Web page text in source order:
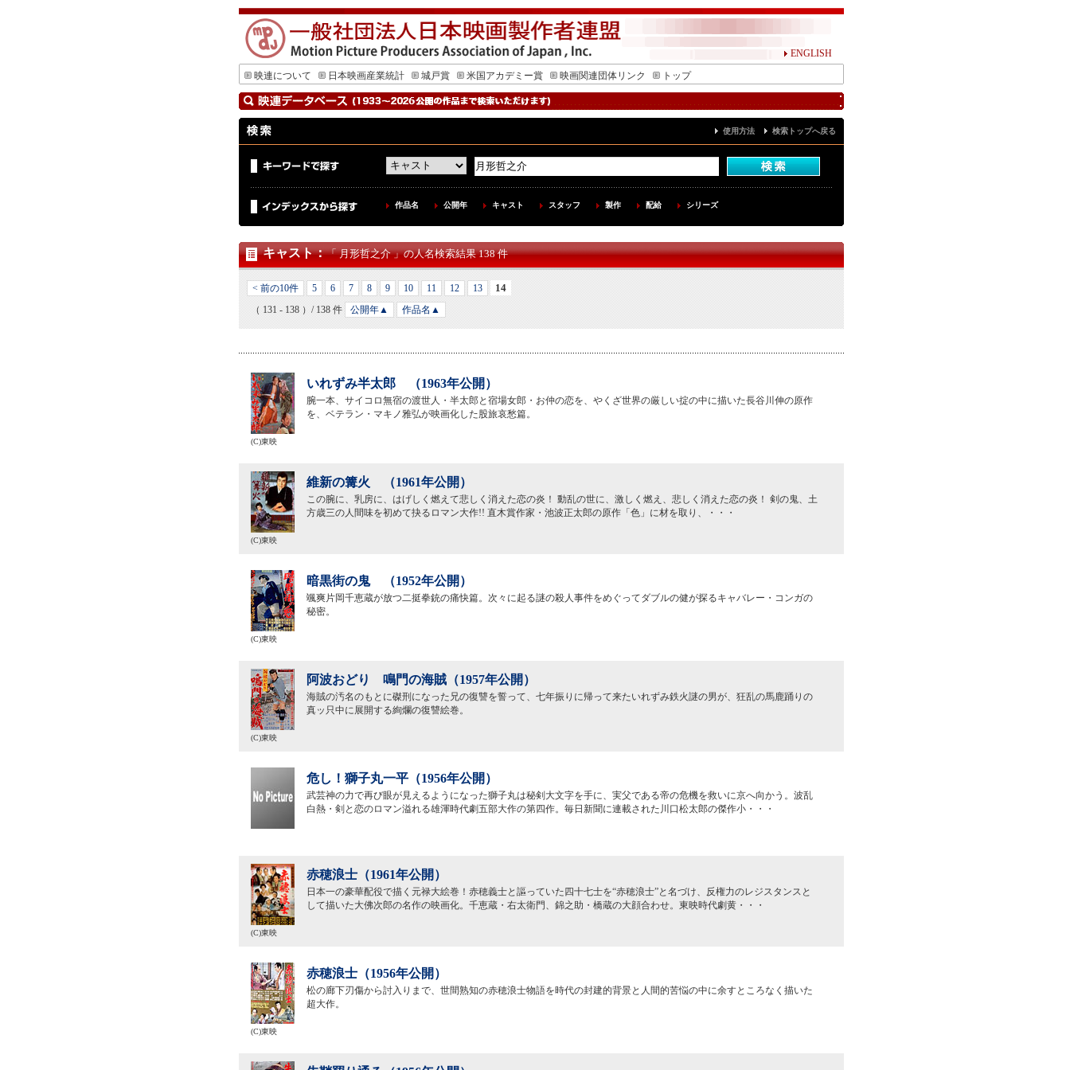
ENGLISH
映連について
日本映画産業統計 城戸賞 米国アカデミー賞 映画関連団体リンク トップ
使用方法 検索トップへ戻る
作品名 公開年 キャスト スタッフ 製作 配給 シリーズ
キャスト：「 月形哲之介 」の人名検索結果 138 件
< 前の10件 5 6 7 8 9 10 11 12 13 14
（ 131 - 138 ）/ 138 件 公開年▲ 作品名▲
いれずみ半太郎 （1963年公開）
腕一本、サイコロ無宿の渡世人・半太郎と宿場女郎・お仲の恋を、やくざ世界の厳しい掟の中に描いた長谷川伸の原作
を、ベテラン・マキノ雅弘が映画化した股旅哀愁篇。
(C)東映
維新の篝火 （1961年公開）
この腕に、乳房に、はげしく燃えて悲しく消えた恋の炎！ 動乱の世に、激しく燃え、悲しく消えた恋の炎！ 剣の鬼、土
方歳三の人間味を初めて抉るロマン大作!! 直木賞作家・池波正太郎の原作「色」に材を取り、・・・
(C)東映
暗黒街の鬼 （1952年公開）
颯爽片岡千恵蔵が放つ二挺拳銃の痛快篇。次々に起る謎の殺人事件をめぐってダブルの健が探るキャバレー・コンガの
秘密。
(C)東映
阿波おどり 鳴門の海賊（1957年公開）
海賊の汚名のもとに磔刑になった兄の復讐を誓って、七年振りに帰って来たいれずみ鉄火謎の男が、狂乱の馬鹿踊りの
真ッ只中に展開する絢爛の復讐絵巻。
(C)東映
危し！獅子丸一平（1956年公開）
武芸神の力で再び眼が見えるようになった獅子丸は秘剣大文字を手に、実父である帝の危機を救いに京へ向かう。波乱
白熱・剣と恋のロマン溢れる雄渾時代劇五部大作の第四作。毎日新聞に連載された川口松太郎の傑作小・・・
赤穂浪士（1961年公開）
日本一の豪華配役で描く元禄大絵巻！赤穂義士と謳っていた四十七士を“赤穂浪士”と名づけ、反権力のレジスタンスと
して描いた大佛次郎の名作の映画化。千恵蔵・右太衛門、錦之助・橋蔵の大顔合わせ。東映時代劇黄・・・
(C)東映
赤穂浪士（1956年公開）
松の廊下刃傷から討入りまで、世間熟知の赤穂浪士物語を時代の封建的背景と人間的苦悩の中に余すところなく描いた
超大作。
(C)東映